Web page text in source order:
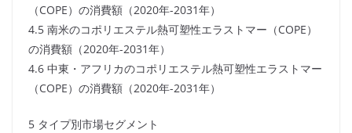
（COPE）の消費額（2020年-2031年）
4.5 南米のコポリエステル熱可塑性エラストマー（COPE）
の消費額（2020年-2031年）
4.6 中東・アフリカのコポリエステル熱可塑性エラストマー
（COPE）の消費額（2020年-2031年）
5 タイプ別市場セグメント